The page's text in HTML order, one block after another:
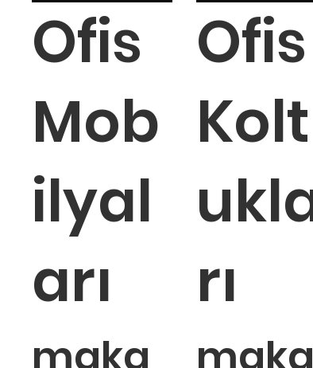
Tükendi
Tükendi
Tükendi
Ofis
Mob
ilyal
arı
maka
Ofis
Kolt
rı
maka